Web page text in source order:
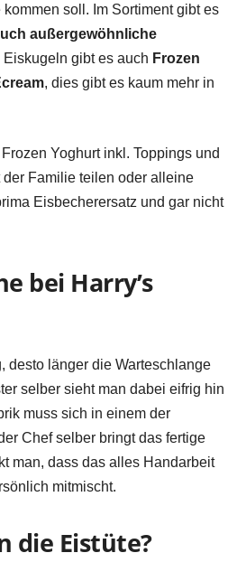
soll. Im Sortiment gibt es
außergewöhnliche
Eiskugeln gibt es auch Frozen
, dies gibt es kaum mehr in
Yoghurt inkl. Toppings und
Familie teilen oder alleine
Eisbecherersatz und gar nicht
bei Harry’s
desto länger die Warteschlange
selber sieht man dabei eifrig hin
muss sich in einem der
Chef selber bringt das fertige
man, dass das alles Handarbeit
mitmischt.
die Eistüte?